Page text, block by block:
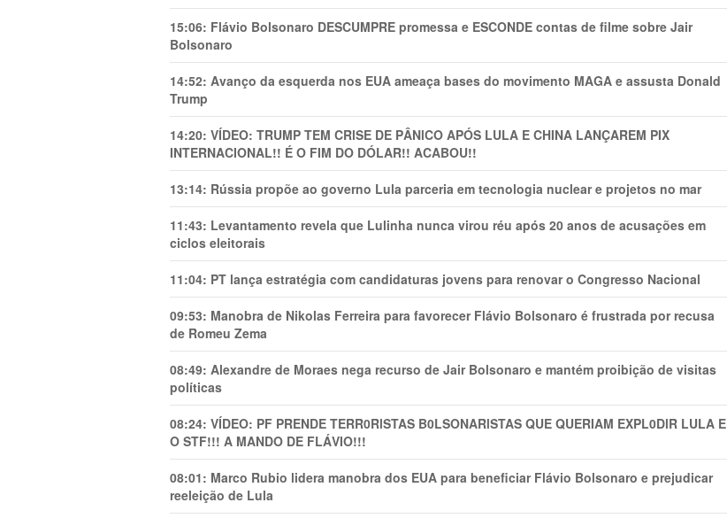
15:06: Flávio Bolsonaro DESCUMPRE promessa e ESCONDE contas de filme sobre Jair
Bolsonaro
14:52: Avanço da esquerda nos EUA ameaça bases do movimento MAGA e assusta Donald
Trump
14:20: VÍDEO: TRUMP TEM CRlSE DE PÂNlCO APÓS LULA E CHINA LANÇAREM PIX
INTERNACIONAL!! É O FIM DO DÓLAR!! ACABOU!!
13:14: Rússia propõe ao governo Lula parceria em tecnologia nuclear e projetos no mar
11:43: Levantamento revela que Lulinha nunca virou réu após 20 anos de acusações em
ciclos eleitorais
11:04: PT lança estratégia com candidaturas jovens para renovar o Congresso Nacional
09:53: Manobra de Nikolas Ferreira para favorecer Flávio Bolsonaro é frustrada por recusa
de Romeu Zema
08:49: Alexandre de Moraes nega recurso de Jair Bolsonaro e mantém proibição de visitas
políticas
08:24: VÍDEO: PF PRENDE TERR0RlSTAS B0LSONARlSTAS QUE QUERIAM EXPL0DlR LULA E
O STF!!! A MANDO DE FLÁVIO!!!
08:01: Marco Rubio lidera manobra dos EUA para beneficiar Flávio Bolsonaro e prejudicar
reeleição de Lula